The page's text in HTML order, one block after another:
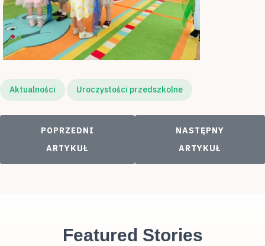
Aktualności Uroczystości przedszkolne
POPRZEDNI ARTYKUŁ: WYCIECZKA DO ŁODZI
POPRZEDNI
ARTYKUŁ
NASTĘPNY
NASTĘPNY
ARTYKUŁ
Featured Stories